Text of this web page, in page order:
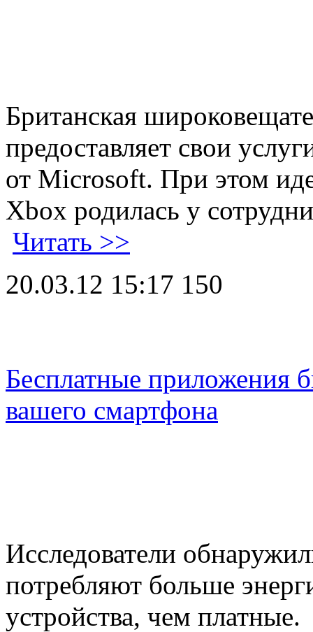
Британская
предоставляет свои
от Microsoft. При этом
Xbox родилась у
Читать >>
20.03.12 15:17 150
Бесплатные приложения
вашего смартфона
Исследователи
потребляют больше
устройства, чем